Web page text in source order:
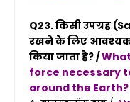
Q23. किसी उपग्रह
रखने के लिए आवश्यक
किया जाता है? /
force necessary
around the Earth?